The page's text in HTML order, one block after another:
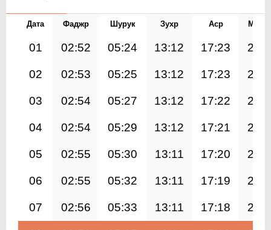
Дата Фаджр Шурук Зухр Аср
01 02:52 05:24 13:12 17:23
02 02:53 05:25 13:12 17:23
03 02:54 05:27 13:12 17:22
04 02:54 05:29 13:12 17:21
05 02:55 05:30 13:11 17:20
06 02:55 05:32 13:11 17:19
07 02:56 05:33 13:11 17:18